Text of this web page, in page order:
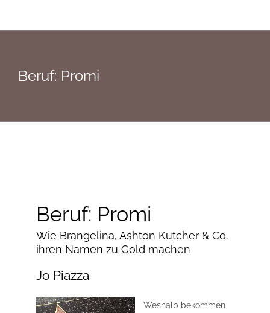
Beruf: Promi
Beruf: Promi
Wie Brangelina, Ashton Kutcher & Co.
ihren Namen zu Gold machen
Jo Piazza
Weshalb bekommen